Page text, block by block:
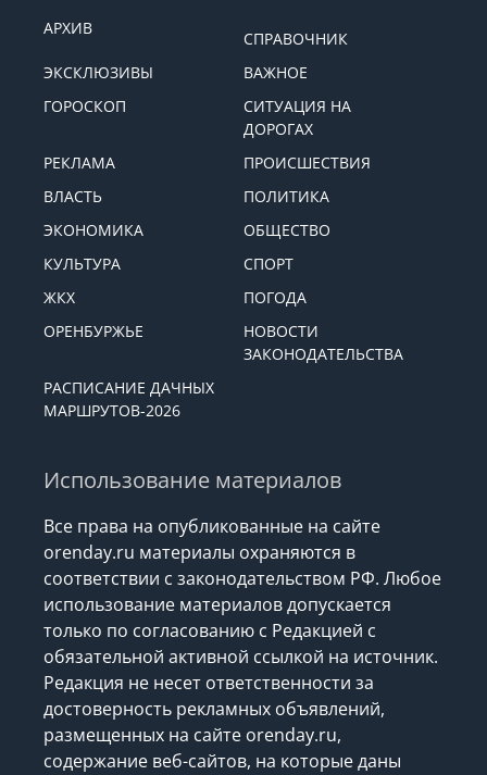
АРХИВ
СПРАВОЧНИК
ЭКСКЛЮЗИВЫ
ВАЖНОЕ
ГОРОСКОП
СИТУАЦИЯ НА
ДОРОГАХ
РЕКЛАМА
ПРОИСШЕСТВИЯ
ВЛАСТЬ
ПОЛИТИКА
ЭКОНОМИКА
ОБЩЕСТВО
КУЛЬТУРА
СПОРТ
ЖКХ
ПОГОДА
ОРЕНБУРЖЬЕ
НОВОСТИ
ЗАКОНОДАТЕЛЬСТВА
РАСПИСАНИЕ ДАЧНЫХ
МАРШРУТОВ-2026
Использование материалов
Все права на опубликованные на сайте
orenday.ru материалы охраняются в
соответствии с законодательством РФ. Любое
использование материалов допускается
только по согласованию с Редакцией с
обязательной активной ссылкой на источник.
Редакция не несет ответственности за
достоверность рекламных объявлений,
размещенных на сайте orenday.ru,
содержание веб-сайтов, на которые даны